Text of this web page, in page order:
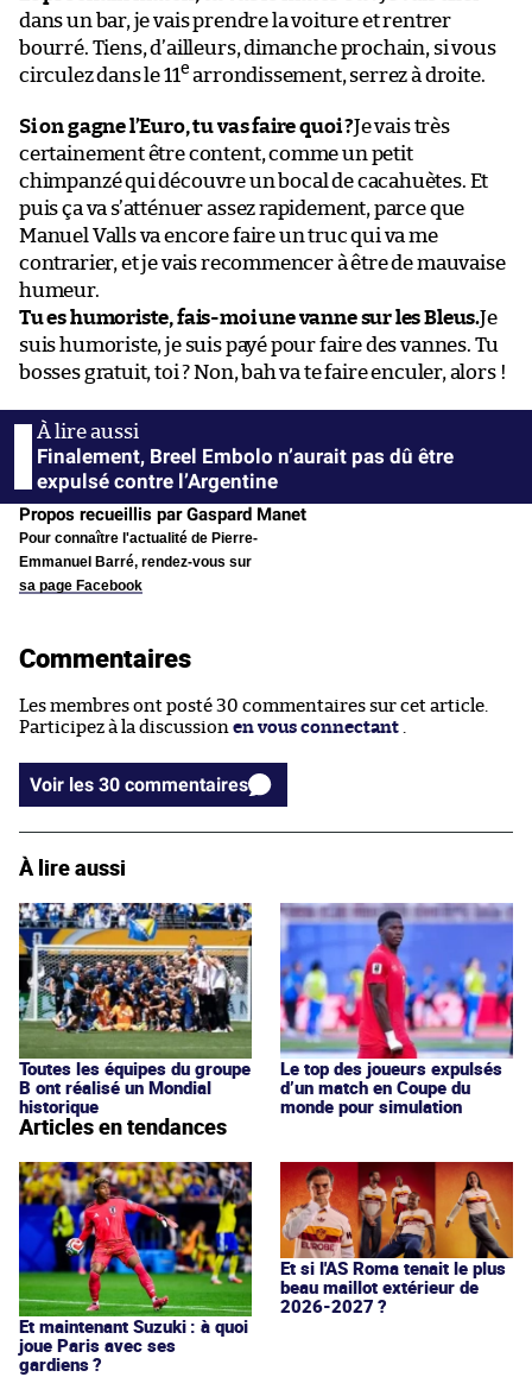
dans un bar, je vais prendre la voiture et rentrer
bourré. Tiens, d’ailleurs, dimanche prochain, si vous
circulez dans le 11e arrondissement, serrez à droite.
Si on gagne l’Euro, tu vas faire quoi ?Je vais très
certainement être content, comme un petit
chimpanzé qui découvre un bocal de cacahuètes. Et
puis ça va s’atténuer assez rapidement, parce que
Manuel Valls va encore faire un truc qui va me
contrarier, et je vais recommencer à être de mauvaise
humeur.
Tu es humoriste, fais-moi une vanne sur les Bleus.Je
suis humoriste, je suis payé pour faire des vannes. Tu
bosses gratuit, toi ? Non, bah va te faire enculer, alors !
Finalement, Breel Embolo n’aurait pas dû être
expulsé contre l’Argentine
Propos recueillis par Gaspard Manet
Pour connaître l'actualité de Pierre-
Emmanuel Barré, rendez-vous sur
sa page Facebook
Commentaires
Les membres ont posté 30 commentaires sur cet article.
Participez à la discussion en vous connectant
Voir les 30 commentaires
À lire aussi
Toutes les équipes du groupe
B ont réalisé un Mondial
historique
Le top des joueurs expulsés
d’un match en Coupe du
monde pour simulation
Articles en tendances
Et maintenant Suzuki : à quoi
joue Paris avec ses
gardiens ?
Et si l'AS Roma tenait le plus
beau maillot extérieur de
2026-2027 ?